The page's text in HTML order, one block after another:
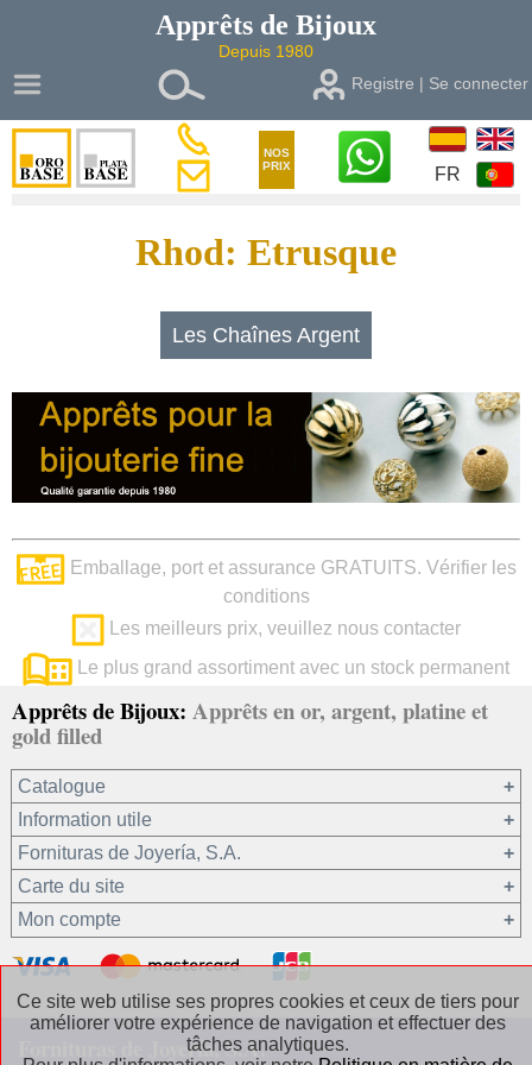
Apprêts de Bijoux
Depuis 1980
Registre | Se connecter
NOS
PRIX
FR
Rhod: Etrusque
Les Chaînes Argent
Emballage, port et assurance GRATUITS. Vérifier les
conditions
Les meilleurs prix, veuillez nous contacter
Le plus grand assortiment avec un stock permanent
Apprêts de Bijoux: Apprêts en or, argent, platine et
gold filled
Catalogue
Or 750/1000
Or 375/1000
Platine 950/1000
Argent 925
Gold filled 14/20
Autres matériaux
Les Chaînes Argent
Les Chaînes Gold filled
Information utile
Fornituras de Joyería, S.A.
Notre société
Conditions générales de vente
Confidentialité de vos données
Politique en matière de cookies
Contact / Où trouver nos coordonnées
Questions fréquentes
Carte du site
Mon compte
Registre / Se connecter
Récupérer le mot de passe
Fornituras de Joyería, S.A.
Ce site web utilise ses propres cookies et ceux de tiers pour
améliorer votre expérience de navigation et effectuer des
tâches analytiques.